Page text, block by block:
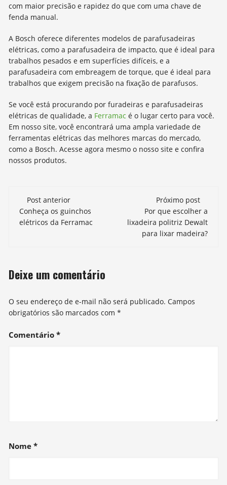
com maior precisão e rapidez do que com uma chave de
fenda manual.
A Bosch oferece diferentes modelos de parafusadeiras
elétricas, como a parafusadeira de impacto, que é ideal para
trabalhos pesados e em superfícies difíceis, e a
parafusadeira com embreagem de torque, que é ideal para
trabalhos que exigem precisão na fixação de parafusos.
Se você está procurando por furadeiras e parafusadeiras
elétricas de qualidade, a Ferramacé o lugar certo para você.
Em nosso site, você encontrará uma ampla variedade de
ferramentas elétricas das melhores marcas do mercado,
como a Bosch. Acesse agora mesmo o nosso site e confira
nossos produtos.
Navegação
de
Post anterior
Conheça os guinchos
elétricos da Ferramac
Próximo post
Por que escolher a
lixadeira politriz Dewalt
para lixar madeira?
Deixe um comentário
O seu endereço de e-mail não será publicado. Campos
obrigatórios são marcados com*
Comentário*
Nome*